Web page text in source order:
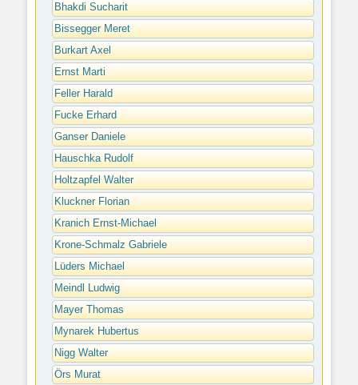
Bhakdi Sucharit
Bissegger Meret
Burkart Axel
Ernst Marti
Feller Harald
Fucke Erhard
Ganser Daniele
Hauschka Rudolf
Holtzapfel Walter
Kluckner Florian
Kranich Ernst-Michael
Krone-Schmalz Gabriele
Lüders Michael
Meindl Ludwig
Mayer Thomas
Mynarek Hubertus
Nigg Walter
Örs Murat